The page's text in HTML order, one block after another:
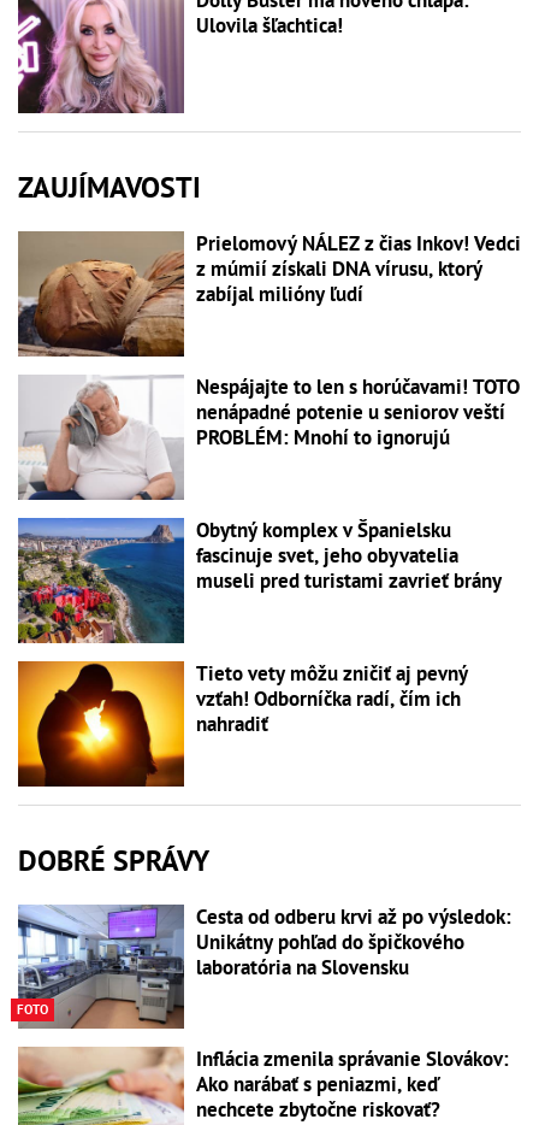
Ulovila šľachtica!
ZAUJÍMAVOSTI
Prielomový NÁLEZ z čias Inkov! Vedci
z múmií získali DNA vírusu, ktorý
zabíjal milióny ľudí
Nespájajte to len s horúčavami! TOTO
nenápadné potenie u seniorov veští
PROBLÉM: Mnohí to ignorujú
Obytný komplex v Španielsku
fascinuje svet, jeho obyvatelia
museli pred turistami zavrieť brány
Tieto vety môžu zničiť aj pevný
vzťah! Odborníčka radí, čím ich
nahradiť
DOBRÉ SPRÁVY
FOTO
Cesta od odberu krvi až po výsledok:
Unikátny pohľad do špičkového
laboratória na Slovensku
Inflácia zmenila správanie Slovákov:
Ako narábať s peniazmi, keď
nechcete zbytočne riskovať?